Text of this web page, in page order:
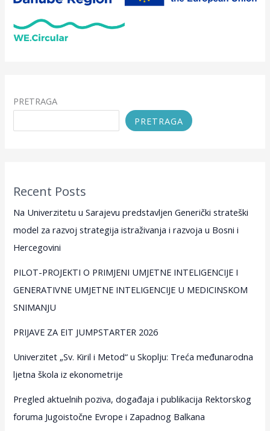
PRETRAGA
PRETRAGA
Recent Posts
Na Univerzitetu u Sarajevu predstavljen Generički strateški
model za razvoj strategija istraživanja i razvoja u Bosni i
Hercegovini
PILOT-PROJEKTI O PRIMJENI UMJETNE INTELIGENCIJE I
GENERATIVNE UMJETNE INTELIGENCIJE U MEDICINSKOM
SNIMANJU
PRIJAVE ZA EIT JUMPSTARTER 2026
Univerzitet „Sv. Kiril i Metod“ u Skoplju: Treća međunarodna
ljetna škola iz ekonometrije
Pregled aktuelnih poziva, događaja i publikacija Rektorskog
foruma Jugoistočne Evrope i Zapadnog Balkana